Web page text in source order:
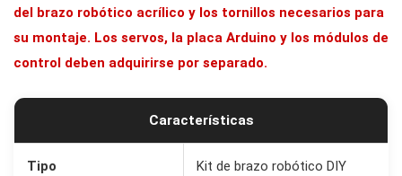
del brazo robótico acrílico y los tornillos necesarios para
su montaje. Los servos, la placa Arduino y los módulos de
control deben adquirirse por separado.
Características
Tipo Kit de brazo robótico DIY